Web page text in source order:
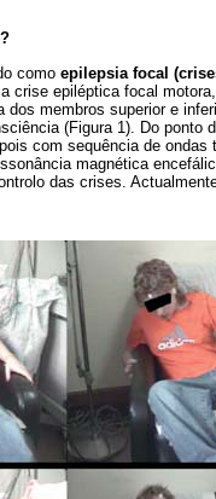
como epilepsia focal
crise epiléptica focal
dos membros superior e
(Figura 1). Do
com sequência de
magnética
das crises.